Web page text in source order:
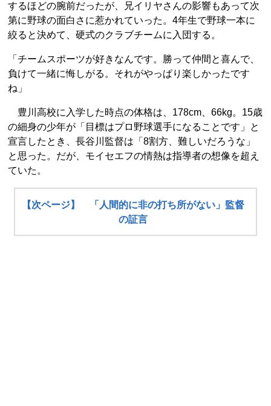
するほどの腕前だったが、兄イリヤさんの影響もあって次
第に野球の面白さに惹かれていった。4年生で野球一本に
絞ると決めて、硬式のクラブチームに入団する。
「チームスポーツが好きなんです。勝って仲間と喜んで、
負けて一緒に悔しがる。それがやっぱり楽しかったです
ね」
豊川高校に入学した時点の体格は、178cm、66kg。15歳
の細身の少年が「目標はプロ野球選手になることです」と
宣言したとき、長谷川監督は「8割方、難しいだろうな」
と思った。だが、モイセエフの情熱は指導者の想像を超え
ていた。
【次ページ】 「人間的に非の打ち所がない」監督
の証言